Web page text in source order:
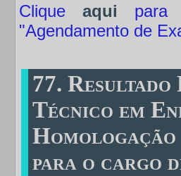
Clique aqui para
"Agendamento de
77.
Técnico em
para o cargo